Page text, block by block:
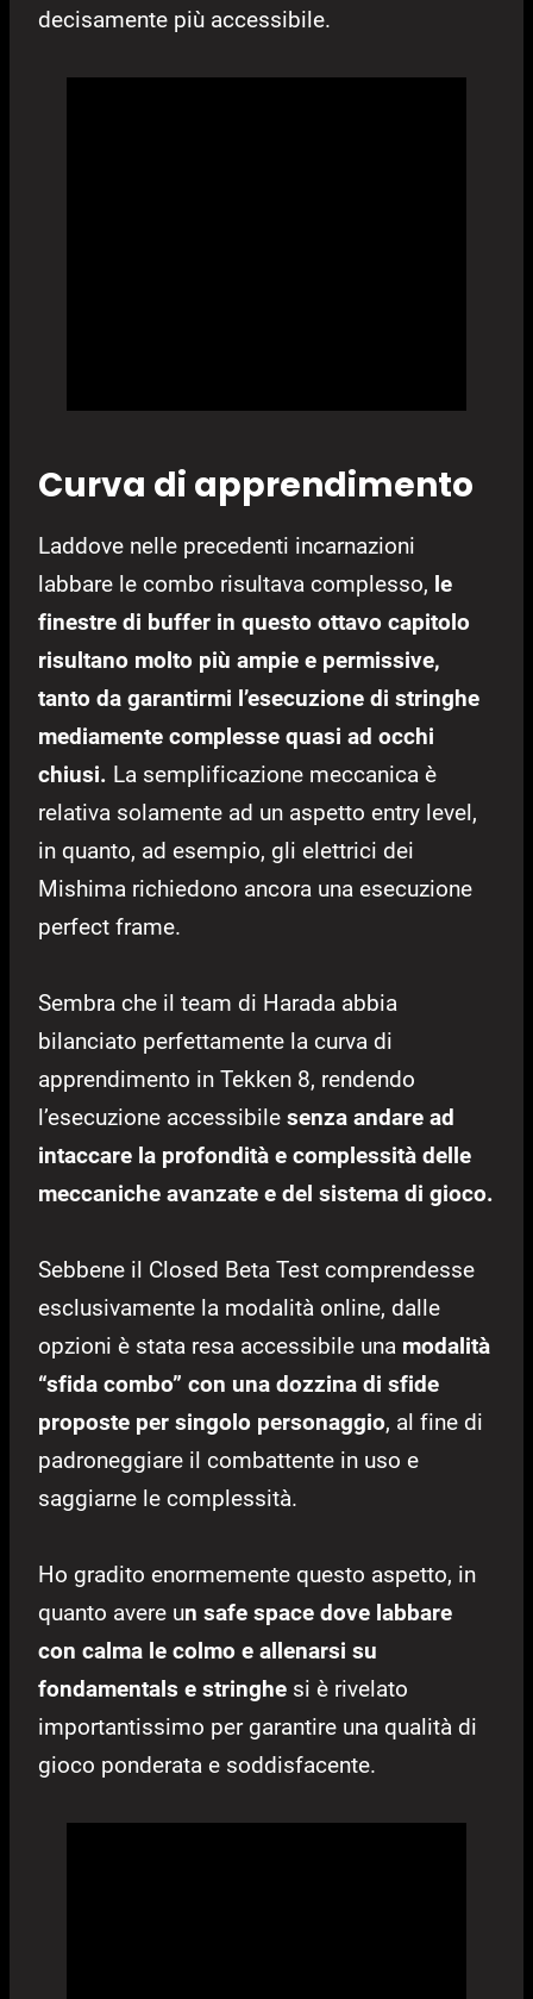
decisamente più accessibile.
Curva di apprendimento
Laddove nelle precedenti incarnazioni
labbare le combo risultava complesso, le
finestre di buffer in questo ottavo capitolo
risultano molto più ampie e permissive,
tanto da garantirmi l’esecuzione di stringhe
mediamente complesse quasi ad occhi
chiusi. La semplificazione meccanica è
relativa solamente ad un aspetto entry level,
in quanto, ad esempio, gli elettrici dei
Mishima richiedono ancora una esecuzione
perfect frame.
Sembra che il team di Harada abbia
bilanciato perfettamente la curva di
apprendimento in Tekken 8, rendendo
l’esecuzione accessibile senza andare ad
intaccare la profondità e complessità delle
meccaniche avanzate e del sistema di gioco.
Sebbene il Closed Beta Test comprendesse
esclusivamente la modalità online, dalle
opzioni è stata resa accessibile una modalità
“sfida combo” con una dozzina di sfide
proposte per singolo personaggio, al fine di
padroneggiare il combattente in uso e
saggiarne le complessità.
Ho gradito enormemente questo aspetto, in
quanto avere un safe space dove labbare
con calma le colmo e allenarsi su
fondamentals e stringhe si è rivelato
importantissimo per garantire una qualità di
gioco ponderata e soddisfacente.